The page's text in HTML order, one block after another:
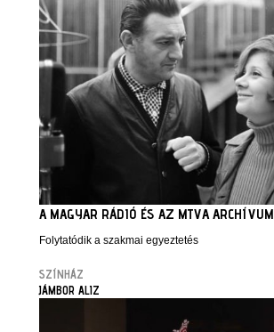
A MAGYAR RÁDIÓ ÉS AZ MTVA ARCHÍVUM
Folytatódik a szakmai egyeztetés
SZÍNHÁZ
JÁMBOR ALIZ